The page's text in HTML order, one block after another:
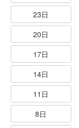
23日
20日
17日
14日
11日
8日